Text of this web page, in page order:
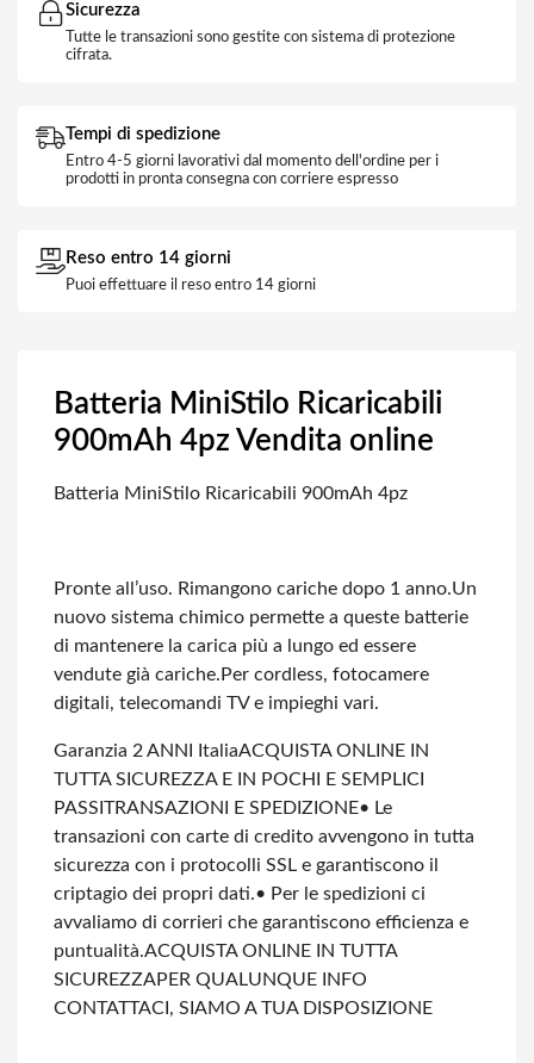
Sicurezza
Tutte le transazioni sono gestite con sistema di protezione
cifrata.
Tempi di spedizione
Entro 4-5 giorni lavorativi dal momento dell'ordine per i
prodotti in pronta consegna con corriere espresso
Reso entro 14 giorni
Puoi effettuare il reso entro 14 giorni
Batteria MiniStilo Ricaricabili
900mAh 4pz Vendita online
Batteria MiniStilo Ricaricabili 900mAh 4pz
Pronte all’uso. Rimangono cariche dopo 1 anno.Un
nuovo sistema chimico permette a queste batterie
di mantenere la carica più a lungo ed essere
vendute già cariche. Per cordless, fotocamere
digitali, telecomandi TV e impieghi vari.
Garanzia 2 ANNI ItaliaACQUISTA ONLINE IN
TUTTA SICUREZZA E IN POCHI E SEMPLICI
PASSI TRANSAZIONI E SPEDIZIONE• Le
transazioni con carte di credito avvengono in tutta
sicurezza con i protocolli SSL e garantiscono il
criptagio dei propri dati.• Per le spedizioni ci
avvaliamo di corrieri che garantiscono efficienza e
puntualità.ACQUISTA ONLINE IN TUTTA
SICUREZZAPER QUALUNQUE INFO
CONTATTACI, SIAMO A TUA DISPOSIZIONE